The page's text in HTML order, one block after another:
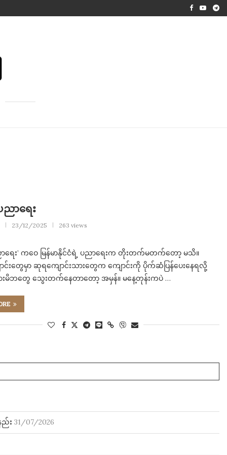
ညာရေး
23/12/2025 263 views
ာရေး’ က​ဝေ မြန်မာနိုင်ငံရဲ့ ပညာရေးက တိုးတက်မတက်တော့ မသိ။
င်းတွေမှာ ဆုရကျောင်းသားတွေက ကျောင်းကို ပိုက်ဆံပြန်ပေးနေရလို့
ားမိဘတွေ သွေးတက်နေတာတော့ အမှန်။ မနေ့တုန်းကပဲ …
ည်း 31/07/2026